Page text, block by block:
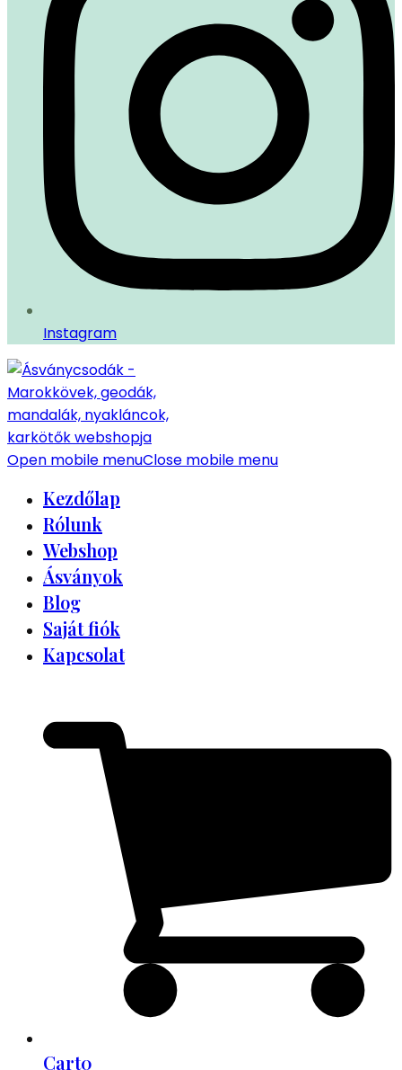
Instagram
Open mobile menuClose mobile menu
Kezdőlap
Rólunk
Webshop
Ásványok
Blog
Saját fiók
Kapcsolat
Cart0